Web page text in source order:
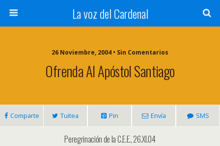
La voz del Cardenal
26 Noviembre, 2004 • Sin Comentarios
Ofrenda Al Apóstol Santiago
Comparte Tuitea Pin Envía SMS
Peregrinación de la C.E.E., 26.XI.04